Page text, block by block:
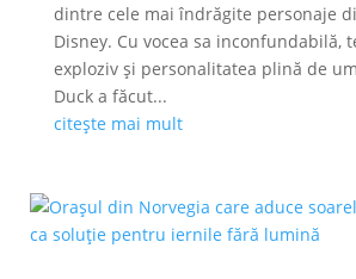
dintre cele mai îndrăgite personaje
Disney. Cu vocea sa inconfundabilă,
exploziv și personalitatea plină de
Duck a făcut...
citește mai mult